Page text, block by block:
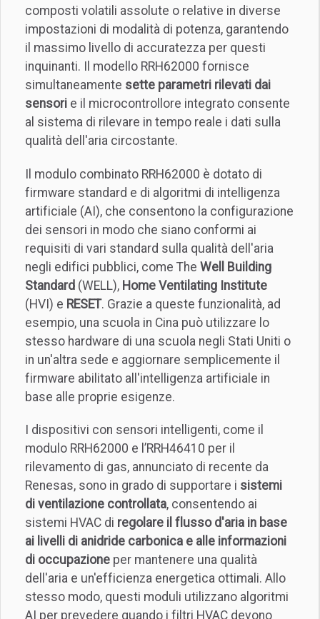
composti volatili assolute o relative in diverse
impostazioni di modalità di potenza, garantendo
il massimo livello di accuratezza per questi
inquinanti. Il modello RRH62000 fornisce
simultaneamente sette parametri rilevati dai
sensori e il microcontrollore integrato consente
al sistema di rilevare in tempo reale i dati sulla
qualità dell'aria circostante.
Il modulo combinato RRH62000 è dotato di
firmware standard e di algoritmi di intelligenza
artificiale (AI), che consentono la configurazione
dei sensori in modo che siano conformi ai
requisiti di vari standard sulla qualità dell'aria
negli edifici pubblici, come The Well Building
Standard (WELL), Home Ventilating Institute
(HVI) e RESET. Grazie a queste funzionalità, ad
esempio, una scuola in Cina può utilizzare lo
stesso hardware di una scuola negli Stati Uniti o
in un'altra sede e aggiornare semplicemente il
firmware abilitato all'intelligenza artificiale in
base alle proprie esigenze.
I dispositivi con sensori intelligenti, come il
modulo RRH62000 e l’RRH46410 per il
rilevamento di gas, annunciato di recente da
Renesas, sono in grado di supportare i sistemi
di ventilazione controllata, consentendo ai
sistemi HVAC di regolare il flusso d'aria in base
ai livelli di anidride carbonica e alle informazioni
di occupazione per mantenere una qualità
dell'aria e un'efficienza energetica ottimali. Allo
stesso modo, questi moduli utilizzano algoritmi
AI per prevedere quando i filtri HVAC devono